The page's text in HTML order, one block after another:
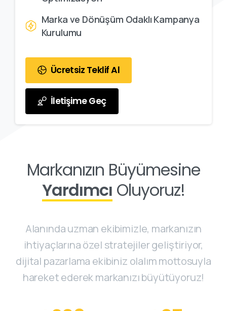
Marka ve Dönüşüm Odaklı Kampanya
Kurulumu
Ücretsiz Teklif Al
İletişime Geç
Markanızın Büyümesine
Yardımcı Oluyoruz!
Alanında uzman ekibimizle, markanızın
ihtiyaçlarına özel stratejiler geliştiriyor,
dijital pazarlama ekibiniz olalım mottosuyla
hareket ederek markanızı büyütüyoruz!